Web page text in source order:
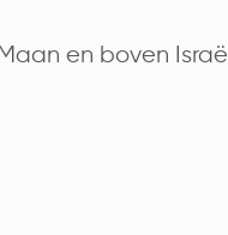
en boven Israël